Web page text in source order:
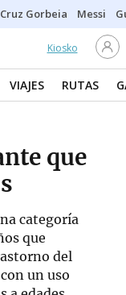
Cruz Gorbeia Messi
Kiosko
VIAJES RUTAS
que
categoría
que
del
un uso